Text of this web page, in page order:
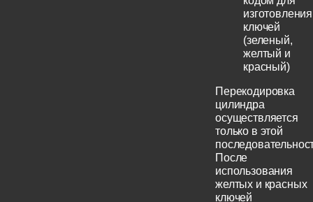
изготовления
ключей
(зеленый,
желтый и
красный)
Перекодировка
цилиндра
осуществляется
только в этой
После
использования
желтых и красных
ключей